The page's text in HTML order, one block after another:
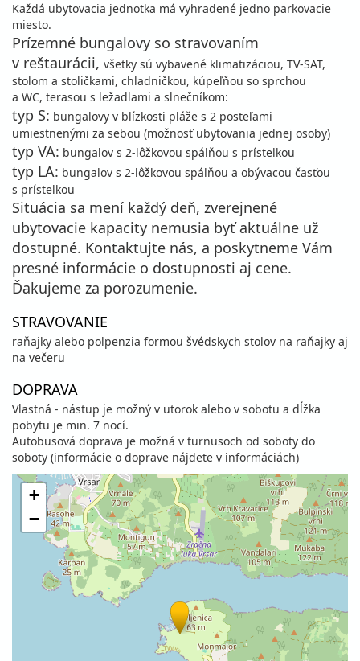
Každá ubytovacia jednotka má vyhradené jedno parkovacie
miesto.
Prízemné bungalovy so stravovaním
v reštaurácii, všetky sú vybavené klimatizáciou, TV-SAT,
stolom a stoličkami, chladničkou, kúpeľňou so sprchou
a WC, terasou s ležadlami a slnečníkom:
typ S: bungalovy v blízkosti pláže s 2 posteľami
umiestnenými za sebou (možnosť ubytovania jednej osoby)
typ VA: bungalov s 2-lôžkovou spálňou s prístelkou
typ LA: bungalov s 2-lôžkovou spálňou a obývacou časťou
s prístelkou
Situácia sa mení každý deň, zverejnené
ubytovacie kapacity nemusia byť aktuálne už
dostupné. Kontaktujte nás, a poskytneme Vám
presné informácie o dostupnosti aj cene.
Ďakujeme za porozumenie.
STRAVOVANIE
raňajky alebo polpenzia formou švédskych stolov na raňajky aj
na večeru
DOPRAVA
Vlastná - nástup je možný v utorok alebo v sobotu a dĺžka
pobytu je min. 7 nocí.
Autobusová doprava je možná v turnusoch od soboty do
soboty (informácie o doprave nájdete v informáciách)
+
−